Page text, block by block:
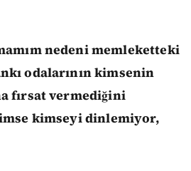
nedeni memleketteki
odalarının kimsenin
fırsat vermediğini
kimseyi dinlemiyor,